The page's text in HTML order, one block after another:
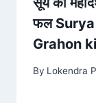
फल
Grahon
By Lokendra